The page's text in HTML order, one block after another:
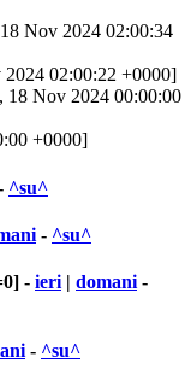
Nov 2024 02:00:34
02:00:22 +0000]
18 Nov 2024 00:00:00
+0000]
^su^
- ^su^
- ieri | domani -
- ^su^